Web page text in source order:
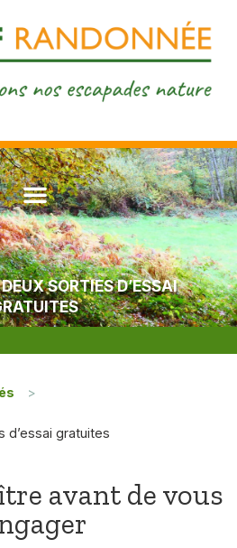
SORTIES D’ESSAI
>
d’essai gratuites
avant de vous